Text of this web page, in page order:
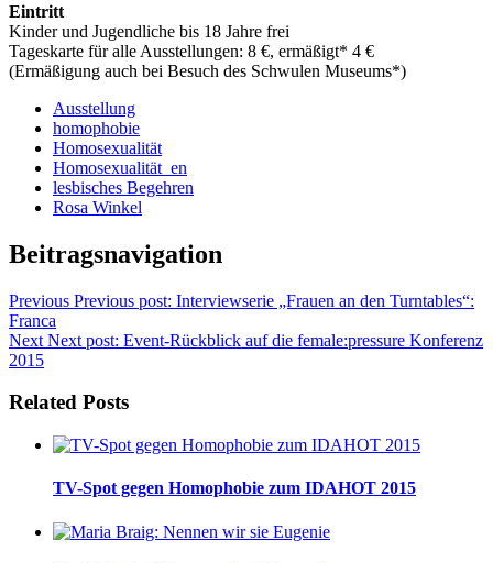
Eintritt
Kinder und Jugendliche bis 18 Jahre frei
Tageskarte für alle Ausstellungen: 8 €, ermäßigt* 4 €
(Ermäßigung auch bei Besuch des Schwulen Museums*)
Ausstellung
homophobie
Homosexualität
Homosexualität_en
lesbisches Begehren
Rosa Winkel
Beitragsnavigation
Previous Previous post: Interviewserie „Frauen an den Turntables“:
Franca
Next Next post: Event-Rückblick auf die female:pressure Konferenz
2015
Related Posts
TV-Spot gegen Homophobie zum IDAHOT 2015